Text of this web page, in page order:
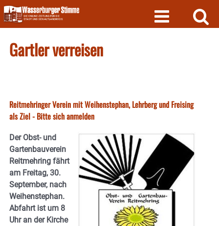
Skip
to
content
Gartler verreisen
Reitmehringer Verein mit Weihenstephan, Lehrberg und Freising
als Ziel - Bitte sich anmelden
Der Obst- und
Gartenbauverein
Reitmehring fährt
am Freitag, 30.
September, nach
Weihenstephan.
Abfahrt ist um 8
Uhr an der Kirche